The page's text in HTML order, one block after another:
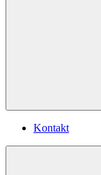
Kontakt